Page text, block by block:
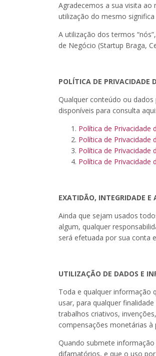
Agradecemos a sua visita ao
utilização do mesmo
A utilização dos termos
de Negócio (Startup Braga,
POLÍTICA DE PRIVACIDADE
Qualquer conteúdo ou
disponíveis para consulta aqui:
Política de Privacidade
Política de Privacidade
Política de Privacidade
Política de Privacidade
EXATIDÃO, INTEGRIDADE
Ainda que sejam usados
algum, qualquer
será efetuada por sua conta
UTILIZAÇÃO DE DADOS E
Toda e qualquer informação
usar, para qualquer
trabalhos criativos,
compensações monetárias
Quando submete
difamatórios, e que o uso